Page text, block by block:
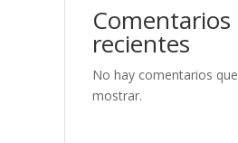
Comentarios
recientes
No hay comentarios que
mostrar.